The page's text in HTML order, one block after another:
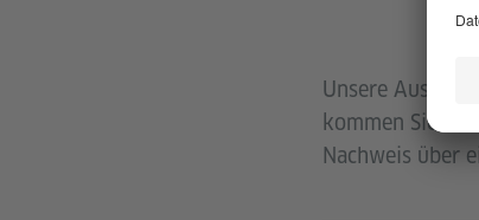
Unsere
kommen Sie
Nachweis über